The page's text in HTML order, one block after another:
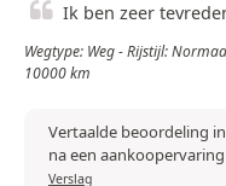
Ik ben zeer
Wegtype: Weg - Rijstijl:
10000 km
Vertaalde beoordeling
na een
Verslag